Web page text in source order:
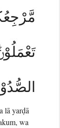
lā yarḍā
wa